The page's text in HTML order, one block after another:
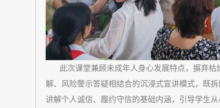
此次课堂兼顾未成年人身心发展特点，摒弃枯
解、风险警示答疑相结合的沉浸式宣讲模式，既
讲解个人诚信、履约守信的基础内涵，引导学生